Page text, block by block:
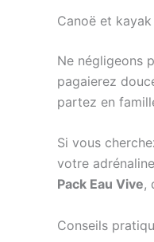
Canoë et
Ne négligeons
pagaierez
partez en
Si vous
votre
Pack Eau Vive,
Conseils